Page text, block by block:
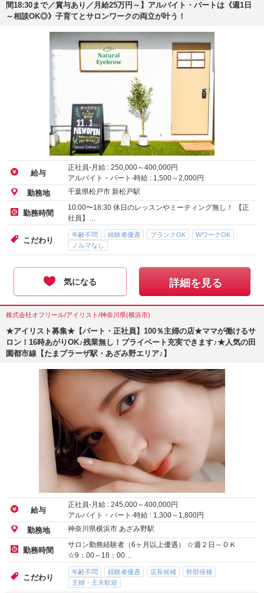
間18:30まで／賞与あり／月給25万円～】アルバイト・パートは《週1日
～相談OK◎》子育てとサロンワークの両立が叶う！
給与
正社員-月給 : 250,000～400,000円
アルバイト・パート-時給 : 1,500～2,000円
勤務地 千葉県松戸市 新松戸駅
勤務時間
10:00〜18:30 休日のレッスンやミーティング無し！ 【正
社員】…
こだわり
年齢不問 経験者優遇 ブランクOK
WワークOK
ノルマなし
気になる 詳細を見る
株式会社オフリール/アイリスト/神奈川県(横浜市)
★アイリスト募集★【パート・正社員】100％主婦の店★ママが働けるサ
ロン！16時あがりOK♪残業無し！プライベート充実できます♪★人気の田
園都市線【たまプラーザ駅・あざみ野エリア♪】
給与
正社員-月給 : 245,000～400,000円
アルバイト・パート-時給 : 1,300～ 1,800円
勤務地 神奈川県横浜市 あざみ野駅
勤務時間
サロン勤務経験者（6ヶ月以上優遇） ☆週２日～ＯＫ
☆9：00～18：00…
こだわり
年齢不問 経験者優遇 店長候補
幹部候補
主婦・主夫歓迎